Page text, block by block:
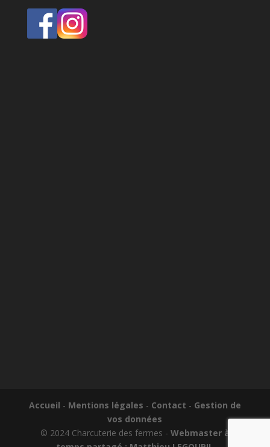
Accueil - Mentions légales - Contact - Gestion de
vos données
© 2024 Charcuterie des fermes - Webmaster à